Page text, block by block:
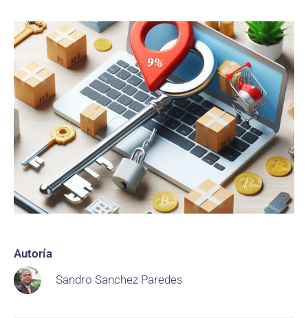
Autoría
Sandro Sanchez Paredes